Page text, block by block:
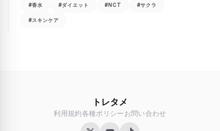
#香水 #ダイエット #NCT #サクラ
#スキンケア
トレタメ
利用規約各種ポリシーお問い合わせ